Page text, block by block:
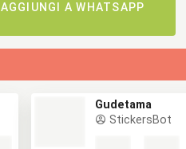
AGGIUNGI A WHATSAPP
Gudetama
StickersBot